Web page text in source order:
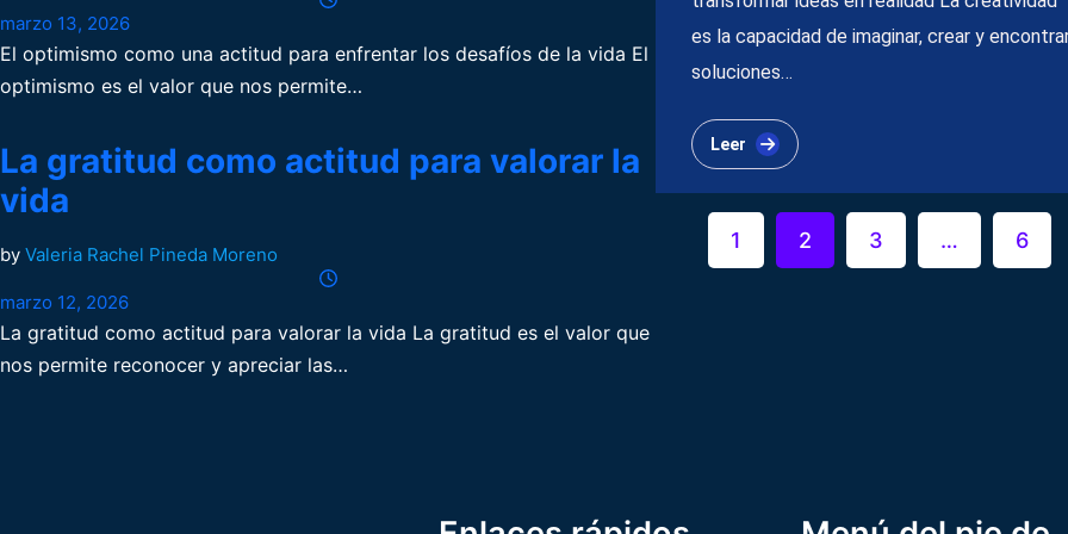
marzo 13, 2026
El optimismo como una actitud para enfrentar los desafíos de la vida El
optimismo es el valor que nos permite…
La gratitud como actitud para valorar la
vida
by Valeria Rachel Pineda Moreno
marzo 12, 2026
La gratitud como actitud para valorar la vida La gratitud es el valor que
nos permite reconocer y apreciar las…
es la capacidad de imaginar, crear y
soluciones…
Leer
1 2 3 … 6